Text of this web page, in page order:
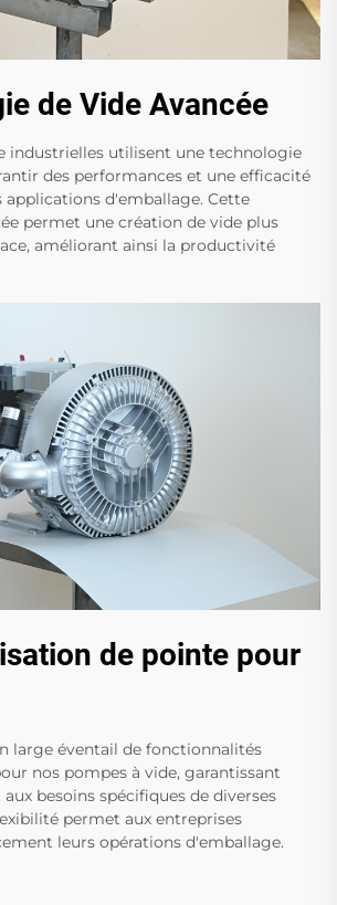
de Vide Avancée
industrielles utilisent une technologie
des performances et une efficacité
applications d'emballage. Cette
permet une création de vide plus
améliorant ainsi la productivité
de pointe pour
large éventail de fonctionnalités
nos pompes à vide, garantissant
besoins spécifiques de diverses
permet aux entreprises
leurs opérations d'emballage.